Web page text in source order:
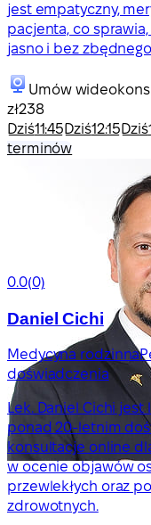
jest empatyczny,
pacjenta, co
jasno i bez
Umów
zł238
Dziś11:45Dziś12:15Dziś
terminów
0.0(0)
Daniel Cichi
Medycyna rodzinna
doświadczenia
Lek. Daniel Cichi
ponad 20-letnim
konsultacje online
w ocenie objawów
przewlekłych oraz
zdrowotnych.